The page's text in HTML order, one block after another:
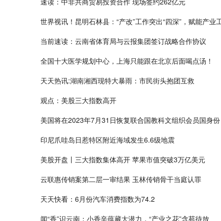
世界视讯！昆明石林县：“产改”工作突出“四深”，赋能产业
当前速读：云南省体育局与云报集团签订战略合作协议
全国十大医学规划中心，上海只能跟在北京后面喝点汤！
天天热讯:湖南湘西现特大暴雨：市民街头抱团互救
观点：美股三大指数高开
美国将在2023年7月31日恢复联合国教科文组织会员国身份
印尼爪哇岛日惹特区附近海域发生6.6级地震
美股开盘丨三大指数集体高开 苹果市值突破3万亿美元
云联惠传销案第二层一审结果 玉林传销骨干当庭认罪
天天快看：6月份汽车消费指数为74.2
闻“香”识云南：小香辛蕴藏大潜力，“产业之花”含苞待放